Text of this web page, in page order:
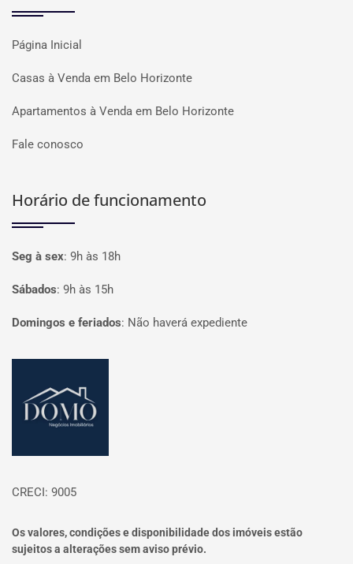
Página Inicial
Casas à Venda em Belo Horizonte
Apartamentos à Venda em Belo Horizonte
Fale conosco
Horário de funcionamento
Seg à sex: 9h às 18h
Sábados: 9h às 15h
Domingos e feriados: Não haverá expediente
CRECI: 9005
Os valores, condições e disponibilidade dos imóveis estão
sujeitos a alterações sem aviso prévio.